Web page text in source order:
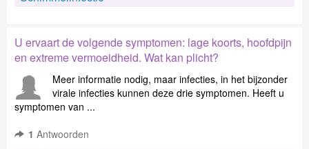
U ervaart de volgende symptomen: lage koorts, hoofdpijn
en extreme vermoeidheid. Wat kan plicht?
Meer informatie nodig, maar infecties, in het bijzonder
virale infecties kunnen deze drie symptomen. Heeft u
symptomen van ...
1 Antwoorden